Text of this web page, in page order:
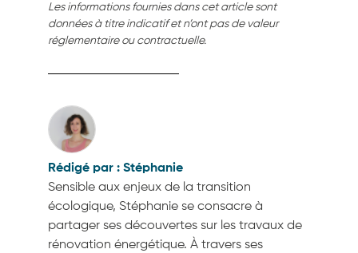
Les informations fournies dans cet article sont
données à titre indicatif et n’ont pas de valeur
réglementaire ou contractuelle.
Stéphanie
Sensible aux enjeux de la transition
écologique, Stéphanie se consacre à
partager ses découvertes sur les travaux de
rénovation énergétique. À travers ses